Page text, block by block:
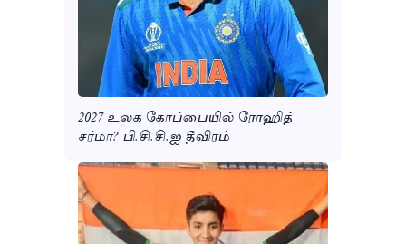
2027 உலக கோப்பையில் ரோஹித்
சர்மா? பி.சி.சி.ஐ தீவிரம்